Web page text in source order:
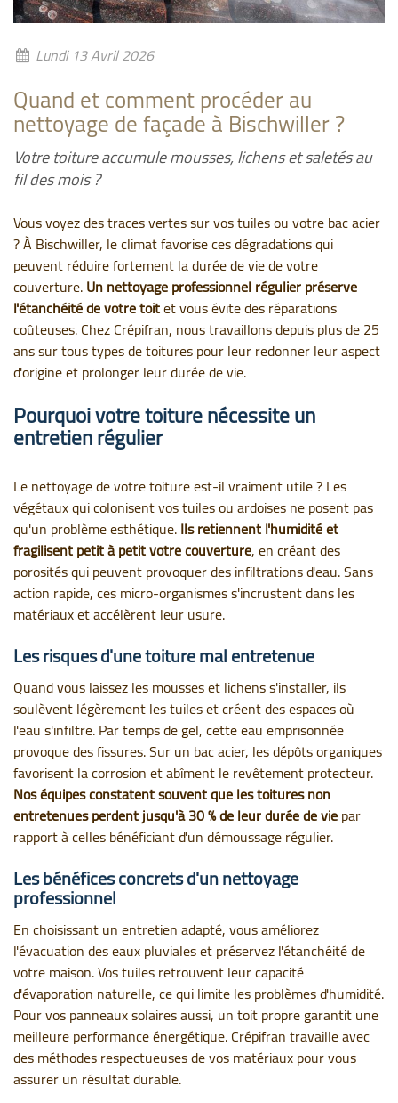
Lundi 13 Avril 2026
Quand et comment procéder au
nettoyage de façade à Bischwiller ?
Votre toiture accumule mousses, lichens et saletés au
fil des mois ?
Vous voyez des traces vertes sur vos tuiles ou votre bac acier
? À Bischwiller, le climat favorise ces dégradations qui
peuvent réduire fortement la durée de vie de votre
couverture.Un nettoyage professionnel régulier préserve
l'étanchéité de votre toitet vous évite des réparations
coûteuses. Chez Crépifran, nous travaillons depuis plus de 25
ans sur tous types de toitures pour leur redonner leur aspect
d'origine et prolonger leur durée de vie.
Pourquoi votre toiture nécessite un
entretien régulier
Le nettoyage de votre toiture est-il vraiment utile ? Les
végétaux qui colonisent vos tuiles ou ardoises ne posent pas
qu'un problème esthétique.Ils retiennent l'humidité et
fragilisent petit à petit votre couverture, en créant des
porosités qui peuvent provoquer des infiltrations d'eau. Sans
action rapide, ces micro-organismes s'incrustent dans les
matériaux et accélèrent leur usure.
Les risques d'une toiture mal entretenue
Quand vous laissez les mousses et lichens s'installer, ils
soulèvent légèrement les tuiles et créent des espaces où
l'eau s'infiltre. Par temps de gel, cette eau emprisonnée
provoque des fissures. Sur un bac acier, les dépôts organiques
favorisent la corrosion et abîment le revêtement protecteur.
Nos équipes constatent souvent que les toitures non
entretenues perdent jusqu'à 30 % de leur durée de viepar
rapport à celles bénéficiant d'un démoussage régulier.
Les bénéfices concrets d'un nettoyage
professionnel
En choisissant un entretien adapté, vous améliorez
l'évacuation des eaux pluviales et préservez l'étanchéité de
votre maison. Vos tuiles retrouvent leur capacité
d'évaporation naturelle, ce qui limite les problèmes d'humidité.
Pour vos panneaux solaires aussi, un toit propre garantit une
meilleure performance énergétique. Crépifran travaille avec
des méthodes respectueuses de vos matériaux pour vous
assurer un résultat durable.